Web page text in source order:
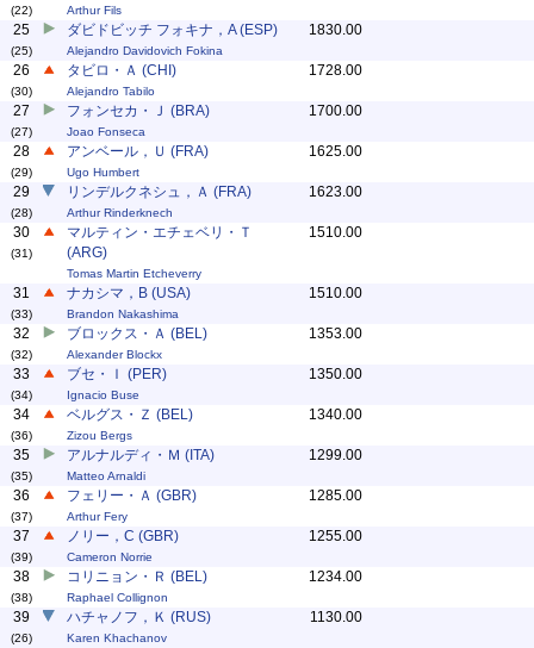
(22) Arthur Fils
25
(25)
ダビドビッチ フォキナ，A (ESP)
Alejandro Davidovich Fokina
1830.00
26
(30)
タビロ・Ａ (CHI)
Alejandro Tabilo
1728.00
27
(27)
フォンセカ・Ｊ (BRA)
Joao Fonseca
1700.00
28
(29)
アンベール，Ｕ (FRA)
Ugo Humbert
1625.00
29
(28)
リンデルクネシュ，Ａ (FRA)
Arthur Rinderknech
1623.00
30
(31)
マルティン・エチェベリ・Ｔ
(ARG)
Tomas Martin Etcheverry
1510.00
31
(33)
ナカシマ，B (USA)
Brandon Nakashima
1510.00
32
(32)
ブロックス・Ａ (BEL)
Alexander Blockx
1353.00
33
(34)
ブセ・Ｉ (PER)
Ignacio Buse
1350.00
34
(36)
ベルグス・Ｚ (BEL)
Zizou Bergs
1340.00
35
(35)
アルナルディ・Ｍ (ITA)
Matteo Arnaldi
1299.00
36
(37)
フェリー・Ａ (GBR)
Arthur Fery
1285.00
37
(39)
ノリー，C (GBR)
Cameron Norrie
1255.00
38
(38)
コリニョン・Ｒ (BEL)
Raphael Collignon
1234.00
39
(26)
ハチャノフ，Ｋ (RUS)
Karen Khachanov
1130.00